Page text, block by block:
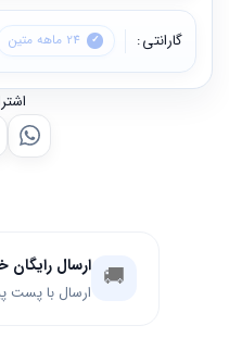
گارانتی 24 ماهه متین
🚚 ارسال رایگان خرید
ارسال با پست